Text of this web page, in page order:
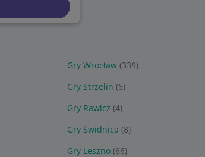
Gry Wrocław (339)
Gry Strzelin (6)
Gry Rawicz (4)
Gry Świdnica (8)
Gry Leszno (66)